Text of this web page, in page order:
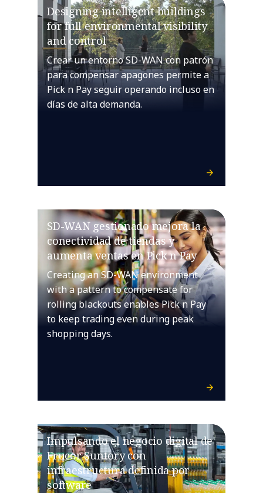
Designing intelligent buildings
for full environmental visibility
and control
Crear un entorno SD-WAN con patrón
para compensar apagones permite a
Pick n Pay seguir operando incluso en
días de alta demanda.
SD-WAN gestionado mejora la
conectividad de tiendas y
aumenta ventas en Pick n Pay
Creating an SD-WAN environment
with a pattern to compensate for
rolling blackouts enables Pick n Pay
to keep trading even during peak
shopping days.
Impulsando el negocio digital de
Frucor Suntory con
infraestructura definida por
software